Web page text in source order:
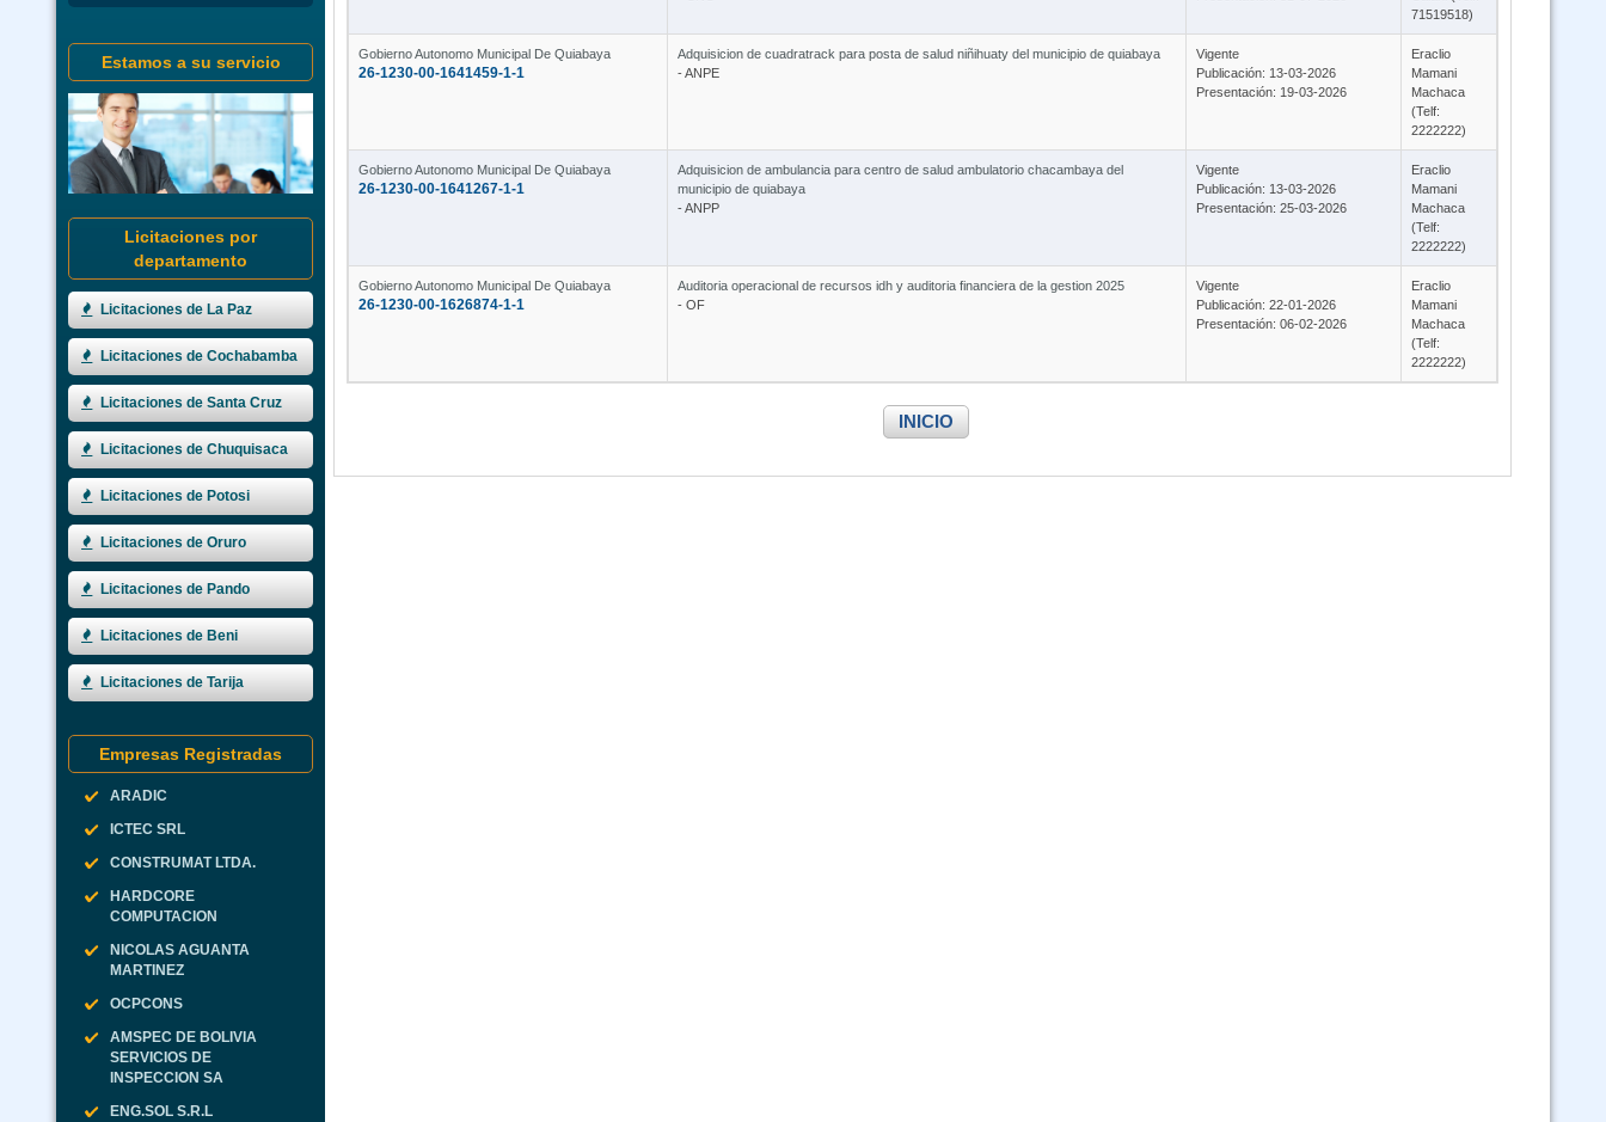
Estamos a su servicio
Licitaciones por
departamento
Licitaciones de La Paz
Licitaciones de Cochabamba
Licitaciones de Santa Cruz
Licitaciones de Chuquisaca
Licitaciones de Potosi
Licitaciones de Oruro
Licitaciones de Pando
Licitaciones de Beni
Licitaciones de Tarija
Empresas Registradas
ARADIC
ICTEC SRL
CONSTRUMAT LTDA.
HARDCORE
COMPUTACION
NICOLAS AGUANTA
MARTINEZ
OCPCONS
AMSPEC DE BOLIVIA
SERVICIOS DE
INSPECCION SA
ENG.SOL S.R.L
71519518)
Gobierno Autonomo Municipal De Quiabaya
26-1230-00-1641459-1-1
Adquisicion de cuadratrack para posta de salud niñihuaty del municipio de quiabaya
- ANPE
Vigente
Publicación: 13-03-2026
Presentación: 19-03-2026
Eraclio
Mamani
Machaca
(Telf:
2222222)
Gobierno Autonomo Municipal De Quiabaya
26-1230-00-1641267-1-1
Adquisicion de ambulancia para centro de salud ambulatorio chacambaya del
municipio de quiabaya
- ANPP
Vigente
Publicación: 13-03-2026
Presentación: 25-03-2026
Eraclio
Mamani
Machaca
(Telf:
2222222)
Gobierno Autonomo Municipal De Quiabaya
26-1230-00-1626874-1-1
Auditoria operacional de recursos idh y auditoria financiera de la gestion 2025
- OF
Vigente
Publicación: 22-01-2026
Presentación: 06-02-2026
Eraclio
Mamani
Machaca
(Telf:
2222222)
INICIO